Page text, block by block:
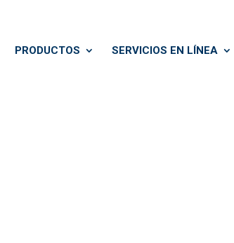
PRODUCTOS SERVICIOS EN LÍNEA